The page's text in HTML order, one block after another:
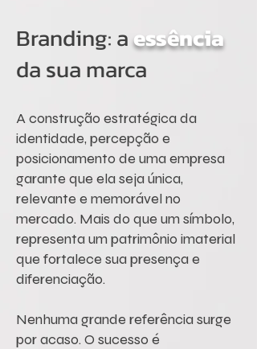
Branding: aessência
da sua marca
A construção estratégica da
identidade, percepção e
posicionamento de uma empresa
garante que ela seja única,
relevante e memorável no
mercado. Mais do que um símbolo,
representa um patrimônio imaterial
que fortalece sua presença e
diferenciação.
Nenhuma grande referência surge
por acaso. O sucesso é